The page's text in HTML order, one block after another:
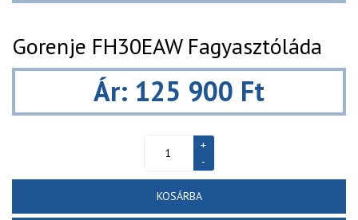
Gorenje FH30EAW Fagyasztóláda
Ár: 125 900 Ft
KOSÁRBA